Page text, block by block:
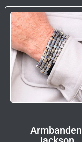
Armbanden